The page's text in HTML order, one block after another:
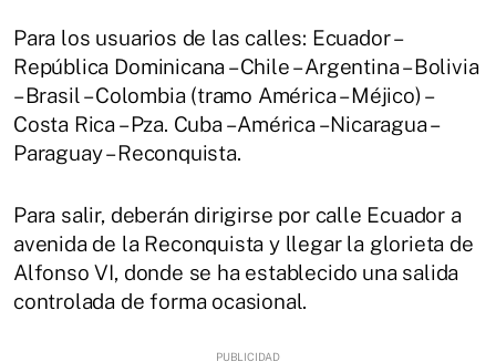
Para los usuarios de las calles: Ecuador –
República Dominicana – Chile – Argentina – Bolivia
– Brasil – Colombia (tramo América – Méjico) –
Costa Rica – Pza. Cuba – América – Nicaragua –
Paraguay – Reconquista.
Para salir, deberán dirigirse por calle Ecuador a
avenida de la Reconquista y llegar la glorieta de
Alfonso VI, donde se ha establecido una salida
controlada de forma ocasional.